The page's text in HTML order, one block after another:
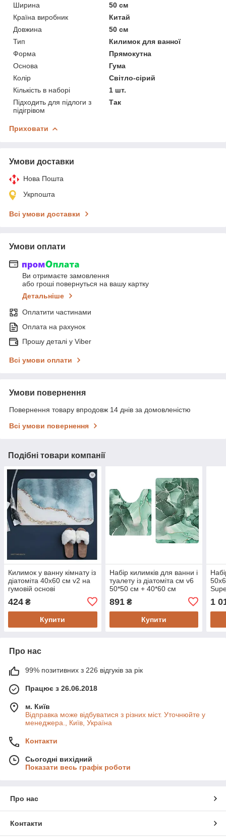
Ширина
50 см
Країна виробник
Китай
Довжина
50 см
Тип
Килимок для ванної
Форма
Прямокутна
Основа
Гума
Колір
Світло-сірий
Кількість в наборі
1 шт.
Підходить для підлоги з
підігрівом
Так
Приховати
Умови доставки
Нова Пошта
Укрпошта
Всі умови доставки
Умови оплати
Ви отримаєте замовлення
або гроші повернуться на вашу картку
Детальніше
Оплатити частинами
Оплата на рахунок
Прошу деталі у Viber
Всі умови оплати
Умови повернення
Повернення товару впродовж 14 днів за домовленістю
Всі умови повернення
Подібні товари компанії
Килимок у ванну кімнату із
діатоміта 40х60 см v2 на
гумовій основі
424 ₴
Купити
Набір килимків для ванни і
туалету із діатоміта см v6
50*50 см + 40*60 см
891₴
Купити
1
Про нас
99% позитивних з 226 відгуків за рік
Працює з 26.06.2018
м. Київ
Відправка може відбуватися з різних міст. Уточнюйте у
менеджера., Київ, Україна
Контакти
Сьогодні вихідний
Показати весь графік роботи
Про нас
Контакти